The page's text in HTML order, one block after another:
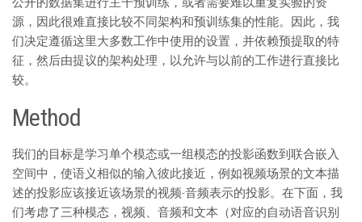
源，因此很难直接比较不同架构和预训练集的性能。因此，我
们决定遵循这里大多数工作中使用的设置，并依赖预提取的特
征，然后由提议的架构处理，以允许与以前的工作进行直接比
较。
Method
我们的目标是学习单个模态或一组模态的投影函数到联合嵌入
空间中，使语义相似的输入彼此接近，例如视频场景的文本描
述的投影应该接近该场景的视频-音频表示的投影。在下面，我
们考虑了三种模态，视频、音频和文本（对应的自动语音识别